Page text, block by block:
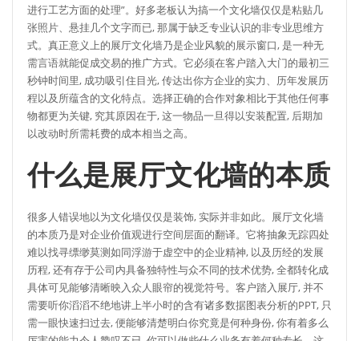
进行工艺方面的处理”。好多老板认为搞一个文化墙仅仅是粘贴几
张照片、悬挂几个文字而已, 那属于缺乏专业认识的非专业思维方
式。真正意义上的展厅文化墙乃是企业风貌的展示窗口, 是一种无
需言语就能促成交易的推广方式。它必须在客户踏入大门的最初三
秒钟时间里, 成功吸引住目光, 传达出你方企业的实力、历年发展历
程以及所蕴含的文化特点。选择正确的合作对象相比于其他任何事
物都更为关键, 究其原因在于, 这一物品一旦得以安装配置, 后期加
以改动时所需耗费的成本相当之高。
什么是展厅文化墙的本质
很多人错误地以为文化墙仅仅是装饰, 实际并非如此。展厅文化墙
的本质乃是对企业价值观进行空间层面的翻译。它将抽象无踪四处
难以找寻缥缈莫测如同浮游于虚空中的企业精神, 以及历经的发展
历程, 还有存于公司内具备独特性与众不同的技术优势, 全都转化成
具体可见能够清晰映入众人眼帘的视觉符号。客户踏入展厅, 并不
需要听你滔滔不绝地讲上半小时的含有诸多数据图表分析的PPT, 只
需一眼快速扫过去, 便能够清楚明白你究竟是何种身份, 你有着多么